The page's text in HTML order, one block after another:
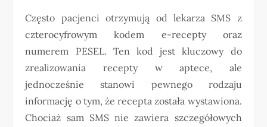
Często pacjenci otrzymują od lekarza SMS z
czterocyfrowym kodem e-recepty oraz
numerem PESEL. Ten kod jest kluczowy do
zrealizowania recepty w aptece, ale
jednocześnie stanowi pewnego rodzaju
informację o tym, że recepta została wystawiona.
Chociaż sam SMS nie zawiera szczegółowych